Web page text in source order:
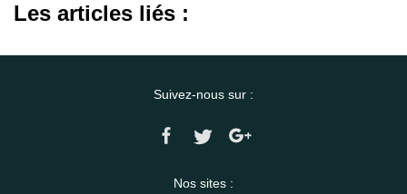
Les articles liés :
Suivez-nous sur :
Nos sites :